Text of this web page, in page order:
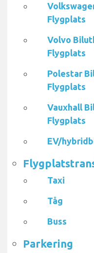
Flygplats
Volvo
Flygplats
Polestar
Flygplats
Vauxhall
Flygplats
EV/
Taxi
Tåg
Buss
Parkering